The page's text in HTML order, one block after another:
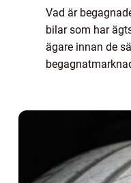
Vad är
bilar som har
ägare innan de